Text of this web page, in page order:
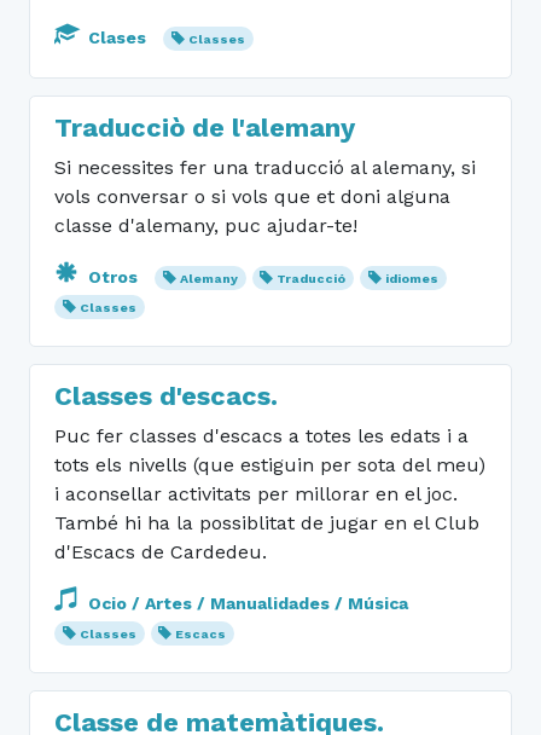
Clases Classes
Traducciò de l'alemany
Si necessites fer una traducció al alemany, si
vols conversar o si vols que et doni alguna
classe d'alemany, puc ajudar-te!
Otros Alemany Traducció
idiomes
Classes
Classes d'escacs.
Puc fer classes d'escacs a totes les edats i a
tots els nivells (que estiguin per sota del meu)
i aconsellar activitats per millorar en el joc.
També hi ha la possiblitat de jugar en el Club
d'Escacs de Cardedeu.
Ocio / Artes / Manualidades / Música
Classes Escacs
Classe de matemàtiques.